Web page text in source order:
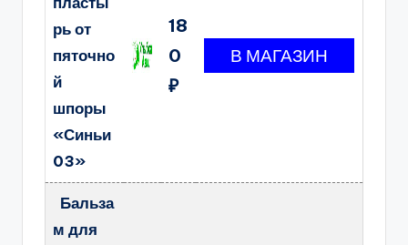
рь от
пяточно
й
шпоры
«Синьи
03»
18
0
₽
Бальза
м для